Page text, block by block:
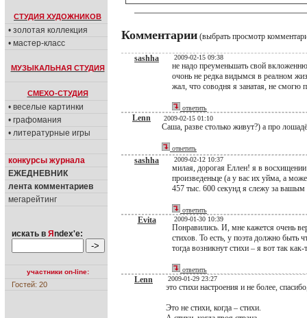
СТУДИЯ ХУДОЖНИКОВ
• золотая коллекция
• мастер-класс
МУЗЫКАЛЬНАЯ СТУДИЯ
СМЕХО-СТУДИЯ
• веселые картинки
• графомания
• литературные игры
конкурсы журнала
ЕЖЕДНЕВНИК
лента комментариев
мегарейтинг
искать в Я ndex'е:
участники on-line:
Гостей: 20
Комментарии (выбрать просмотр
sashha 2009-02-15 09:38
не надо преуменьшать свой
очонь не редка видымся в реалном
жал, что соводня я занатая, не смогю
ответить
Lenn 2009-02-15 01:10
Саша, разве столько живут?) а про
ответить
sashha 2009-02-12 10:37
милая, дорогая Еллен! я в восхищении
произведеньце (а у вас их уйма, а
457 тыс. 600 секунд я слежу за вашым
ответить
Evita 2009-01-30 10:39
Понравились. И, мне кажется очень
стихов. То есть, у поэта должно быть
тогда возникнут стихи – я вот так
ответить
Lenn 2009-01-29 23:27
это стихи настроения и не более,
Это не стихи, когда – стихи.